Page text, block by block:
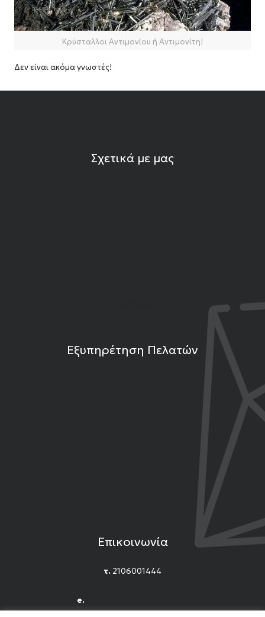
Κρύσταλλοι Αντιμονίου ή Αντιμονίτη!
Δεν είναι ακόμα γνωστές!
Σχετικά με μας
Εξυπηρέτηση Πελατών
Επικοινωνία
τ. 2106001444
e.